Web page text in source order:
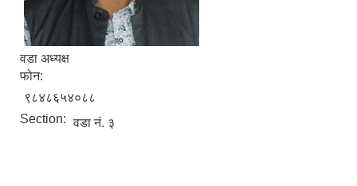
वडा अध्यक्ष
फोन:
९८४८६५४०८८
Section: वडा नं. ३